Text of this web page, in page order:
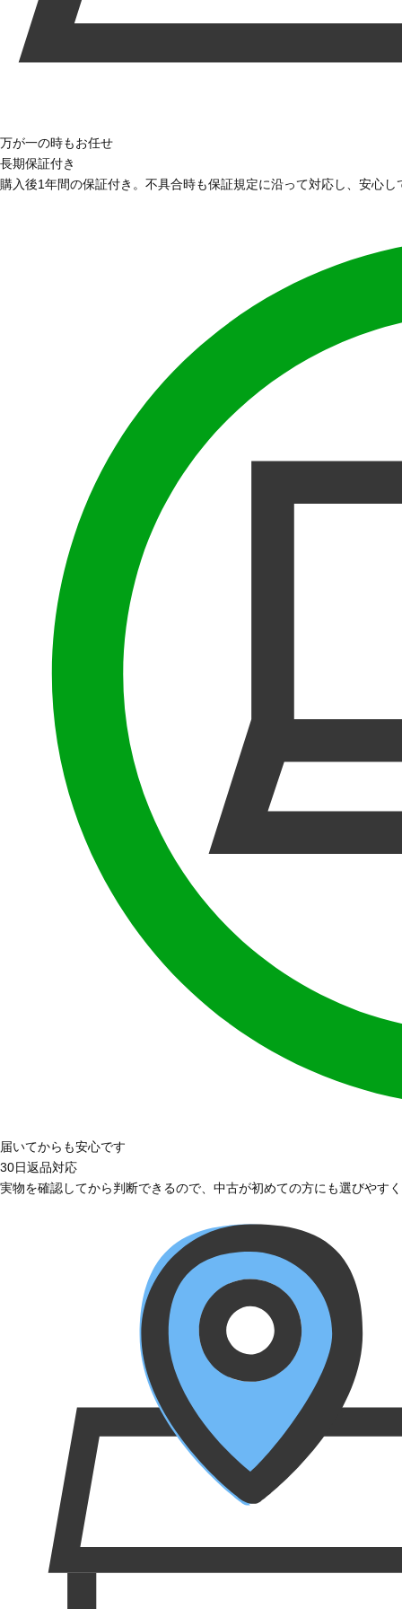
万が一の時もお任せ
長期保証付き
購入後1年間の保証付き。不具合時も保証規定に沿って対応し、安心
届いてからも安心です
30日返品対応
実物を確認してから判断できるので、中古が初めての方にも選びやす